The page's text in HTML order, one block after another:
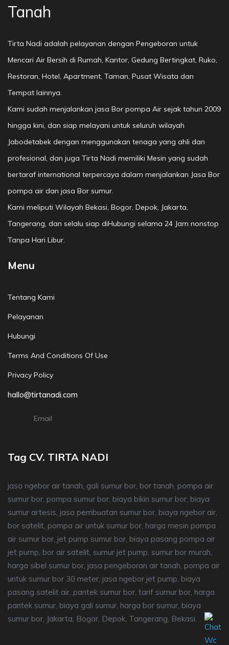
Tanah
Tirta Nadi adalah pelayanan dengan Pengeboran untuk
Mencari Air Bersih di Rumah, Kantor, Gedung Bertingkat, Ruko,
Restoran, Hotel, Apartment, Taman, Pusat Wisata dan
Tempat lainnya.
Kami sudah menjalankan jasa Bor pompa Air sejak tahun 2009
hingga kini, dan siap melayani untuk seluruh wilayah
Jabodetabek dengan menggunakan tenaga yang ahli dan
profesional, dan juga Tirta Nadi memiliki Mesin yang sudah
bertaraf international terpercaya dalam menjalankan Jasa Bor
pompa air dan jasa Bor sumur.
Kami meliputi Wilayah Bekasi, Bogor, Depok, Jakarta,
Tangerang, dan selalu siap diHubungi selama 24 Jam nonstop
Tanpa Hari Libur.
Menu
Tentang Kami
Pelayanan
Hubungi
Terms And Conditions Of Use
Privacy Policy
hallo@tirtanadi.com
Email
Tag CV. TIRTA NADI
jasa ngebor air tanah, gali sumur bor, bor tanah, pompa air
sumur bor, pompa sumur bor, biaya bikin sumur bor, biaya
sumur artesis, jasa pembuatan sumur bor, biaya ngebor air,
bor satelit, pompa air untuk sumur bor, harga mesin pompa
air sumur bor, jet pump sumur bor, biaya pasang pompa air
jet pump, bor air satelit, sumur jet pump, sumur bor murah,
harga sibel sumur bor, jasa pengeboran air tanah, pompa air
untuk sumur bor 30 meter, jasa ngebor jet pump, biaya
pasang satelit air, pantek sumur bor, tarif sumur bor, harga
pantek sumur, biaya gali sumur, harga bor sumur, biaya
sumur bor, Jakarta, Bogor, Depok, Tangerang, Bekasi.